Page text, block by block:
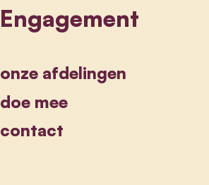
Engagement
onze afdelingen
doe mee
contact